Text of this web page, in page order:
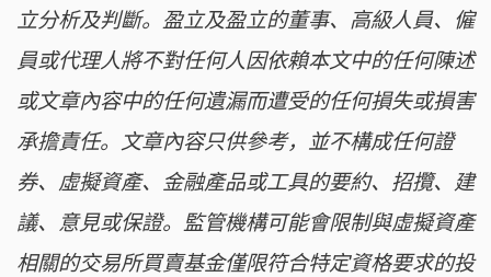
立分析及判斷。盈立及盈立的董事、高級人員、僱
員或代理人將不對任何人因依賴本文中的任何陳述
或文章內容中的任何遺漏而遭受的任何損失或損害
承擔責任。文章內容只供參考，並不構成任何證
券、虛擬資產、金融產品或工具的要約、招攬、建
議、意見或保證。監管機構可能會限制與虛擬資產
相關的交易所買賣基金僅限符合特定資格要求的投